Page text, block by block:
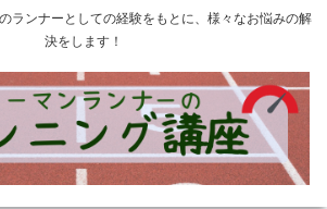
ランナーとしての経験をもとに、様々なお悩みの解
決をします！